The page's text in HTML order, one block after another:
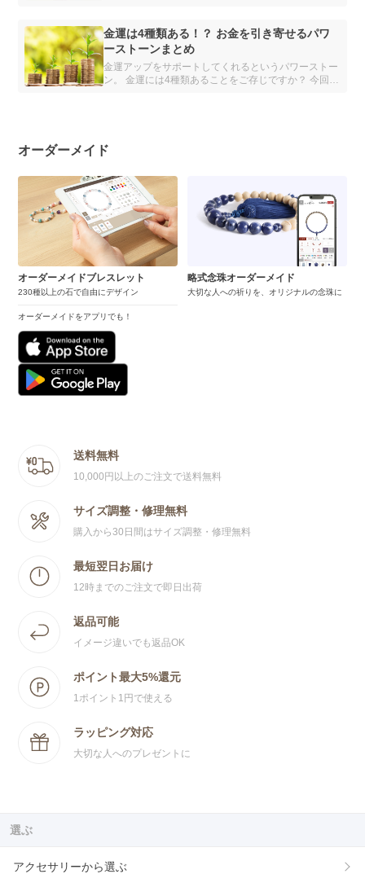
説します。
金運は4種類ある！？ お金を引き寄せるパワ
ーストーンまとめ
金運アップをサポートしてくれるというパワーストー
ン。 金運には4種類あることをご存じですか？ 今回、
オーダーメイド
オーダーメイドブレスレット
230種以上の石で自由にデザイン
オーダーメイドをアプリでも！
略式念珠オーダーメイド
大切な人への祈りを、オリジナルの念珠に
送料無料
10,000円以上のご注文で送料無料
サイズ調整・修理無料
購入から30日間はサイズ調整・修理無料
最短翌日お届け
12時までのご注文で即日出荷
返品可能
イメージ違いでも返品OK
ポイント最大5%還元
1ポイント1円で使える
ラッピング対応
大切な人へのプレゼントに
選ぶ
アクセサリーから選ぶ